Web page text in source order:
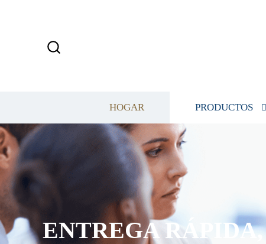
HOGAR PRODUCTOS
ENTREGA